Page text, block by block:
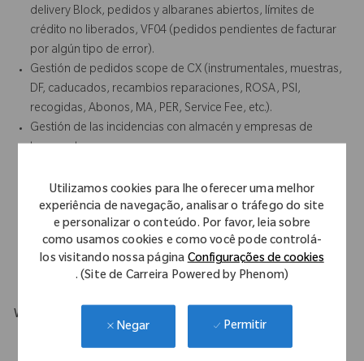
Utilizamos cookies para lhe oferecer uma melhor
experiência de navegação, analisar o tráfego do site
e personalizar o conteúdo. Por favor, leia sobre
como usamos cookies e como você pode controlá-
los visitando nossa página Configurações de cookies
. (Site de Carreira Powered by Phenom)
Negar Permitir
delivery Block, pedidos y albaranes abiertos, límites de
crédito no liberados, VF04 (pedidos pendientes de facturar
por algún tipo de error).
Gestión de pedidos scope de CX (instrumentales, muestras,
DF, caducados, recambios reparaciones, ROSA, PSI,
recogidas, Abonos, MA, PER, Service Fee, etc.).
Gestión de las incidencias con almacén y empresas de
dependen de GBS, debe dar asistencia, soporte y/o
formación al mencionado equipo, así como resolver las
incidencias que ocasionen estos.
Hacer de BU dentro de CX y OM si procede.
Mantener actualizadas las fichas de clientes.
What Makes You Stand Out